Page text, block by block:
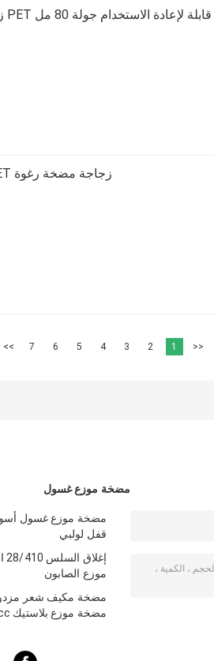
قابلة لإعادة الاستخدام جولة 80 مل PET زجاجة مضخة رغوة لمضخة المصل
زجاجة مضخة رغوة PET مخصصة 150 مل صديقة للبيئة
<<
1
2
3
4
5
6
7
>>
مضخة موزع غسول
قفل لولبي
موزع الصابون
مضخة موزع بلاستيك 4.5cc